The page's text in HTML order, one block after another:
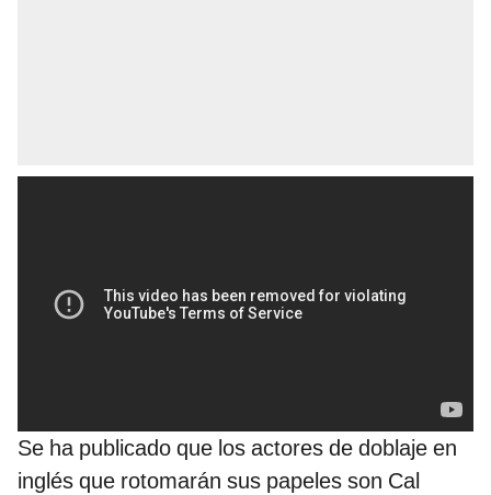
Se ha publicado que los actores de doblaje en
inglés que rotomarán sus papeles son Cal